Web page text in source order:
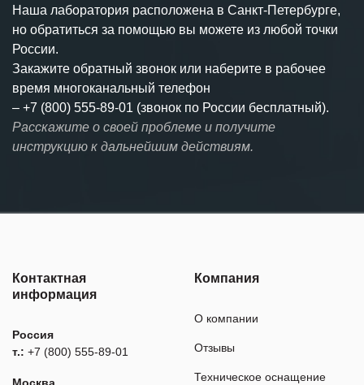
Наша лаборатория расположена в Санкт-Петербурге,
но обратиться за помощью вы можете из любой точки
России.
Закажите обратный звонок или наберите в рабочее
время многоканальный телефон
– +7 (800) 555-89-01 (звонок по России бесплатный).
Расскажите о своей проблеме и получите
инструкцию к дальнейшим действиям.
Контактная
информация
Россия
т.: +7 (800) 555-89-01
Компания
О компании
Отзывы
Техническое оснащение